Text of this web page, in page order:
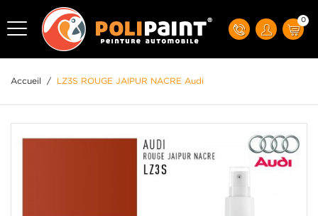
0
Accueil / LZ3S ROUGE JAIPUR NACRE Audi